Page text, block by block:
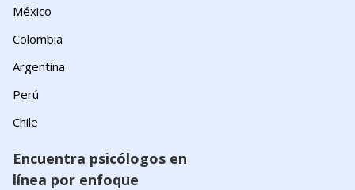
México
Colombia
Argentina
Perú
Chile
Encuentra psicólogos en
línea por enfoque